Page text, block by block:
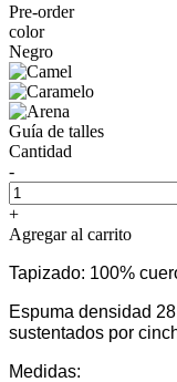
Pre-order
color
Negro
Guía de talles
Cantidad
-
+
Agregar al carrito
Tapizado: 100%
Espuma densidad
sustentados por
Medidas: